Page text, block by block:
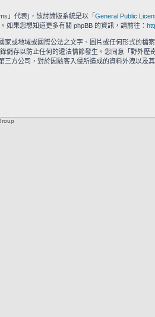
」代表)，該討論版系統是以「 General Public
果您想知道更多有關 phpBB 的資訊，請前往：
或地域或國際公法之文字、圖片或任何形式的檔
存以防止任何的違法情節發生。您同意「野外歷
方公司，對於因駭客入侵所造成的資料外洩以及